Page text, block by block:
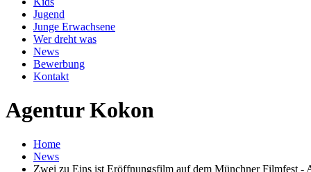
Jugend
Junge Erwachsene
Wer dreht was
News
Bewerbung
Kontakt
Agentur Kokon
Home
News
Zwei zu Eins ist Eröffnungsfilm auf dem Münchner Filmfest -